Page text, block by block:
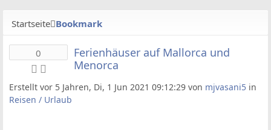
Startseite Bookmark
0
Ferienhäuser auf Mallorca und
Menorca
Erstellt vor 5 Jahren, Di, 1 Jun 2021 09:12:29 von mjvasani5 in
Reisen / Urlaub